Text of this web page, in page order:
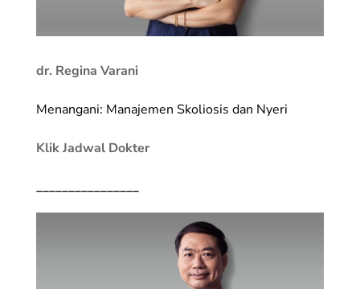
dr. Regina Varani
Menangani: Manajemen Skoliosis dan Nyeri
Klik Jadwal Dokter
________________